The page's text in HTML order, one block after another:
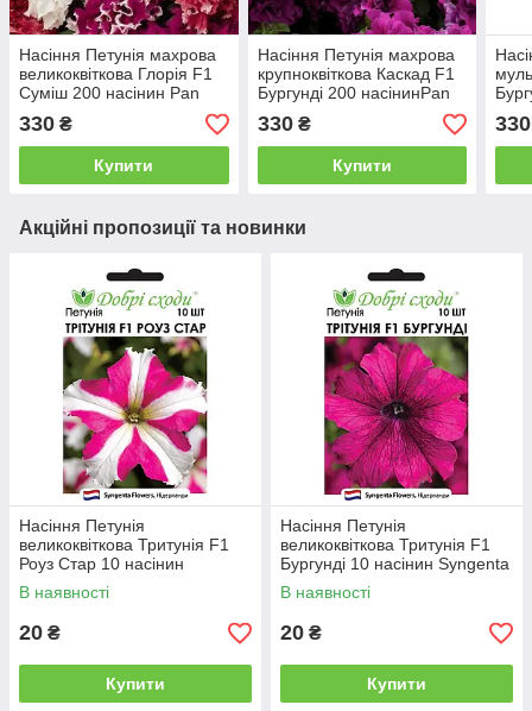
Насіння Петунія махрова
великоквіткова Глорія F1
Суміш 200 насінин Pan
American
330 ₴
Купити
Насіння Петунія махрова
крупноквіткова Каскад F1
Бургунді 200 насінинPan
American
330₴
Купити
330
Акційні пропозиції та новинки
Насіння Петунія
великоквіткова Тритунія F1
Роуз Стар 10 насінин
Syngenta Добрі Сходи
В наявності
20 ₴
Купити
Насіння Петунія
великоквіткова Тритунія F1
Бургунді 10 насінин Syngenta
Добрі Сходи
В наявності
20 ₴
Купити